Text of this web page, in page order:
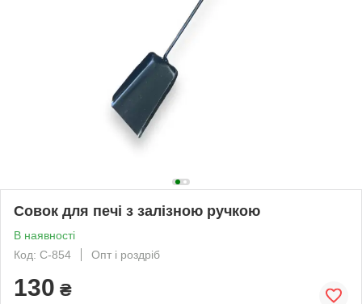
Совок для печі з залізною ручкою
В наявності
Код: С-854
Опт і роздріб
130 ₴